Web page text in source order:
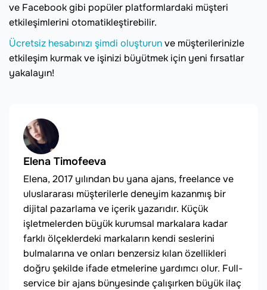
ve Facebook gibi popüler platformlardaki müşteri
etkileşimlerini otomatikleştirebilir.
Ücretsiz hesabınızı şimdi oluşturunve müşterilerinizle
etkileşim kurmak ve işinizi büyütmek için yeni fırsatlar
yakalayın!
Elena Timofeeva
Elena, 2017 yılından bu yana ajans, freelance ve
uluslararası müşterilerle deneyim kazanmış bir
dijital pazarlama ve içerik yazarıdır. Küçük
işletmelerden büyük kurumsal markalara kadar
farklı ölçeklerdeki markaların kendi seslerini
bulmalarına ve onları benzersiz kılan özellikleri
doğru şekilde ifade etmelerine yardımcı olur. Full-
service bir ajans bünyesinde çalışırken büyük ilaç